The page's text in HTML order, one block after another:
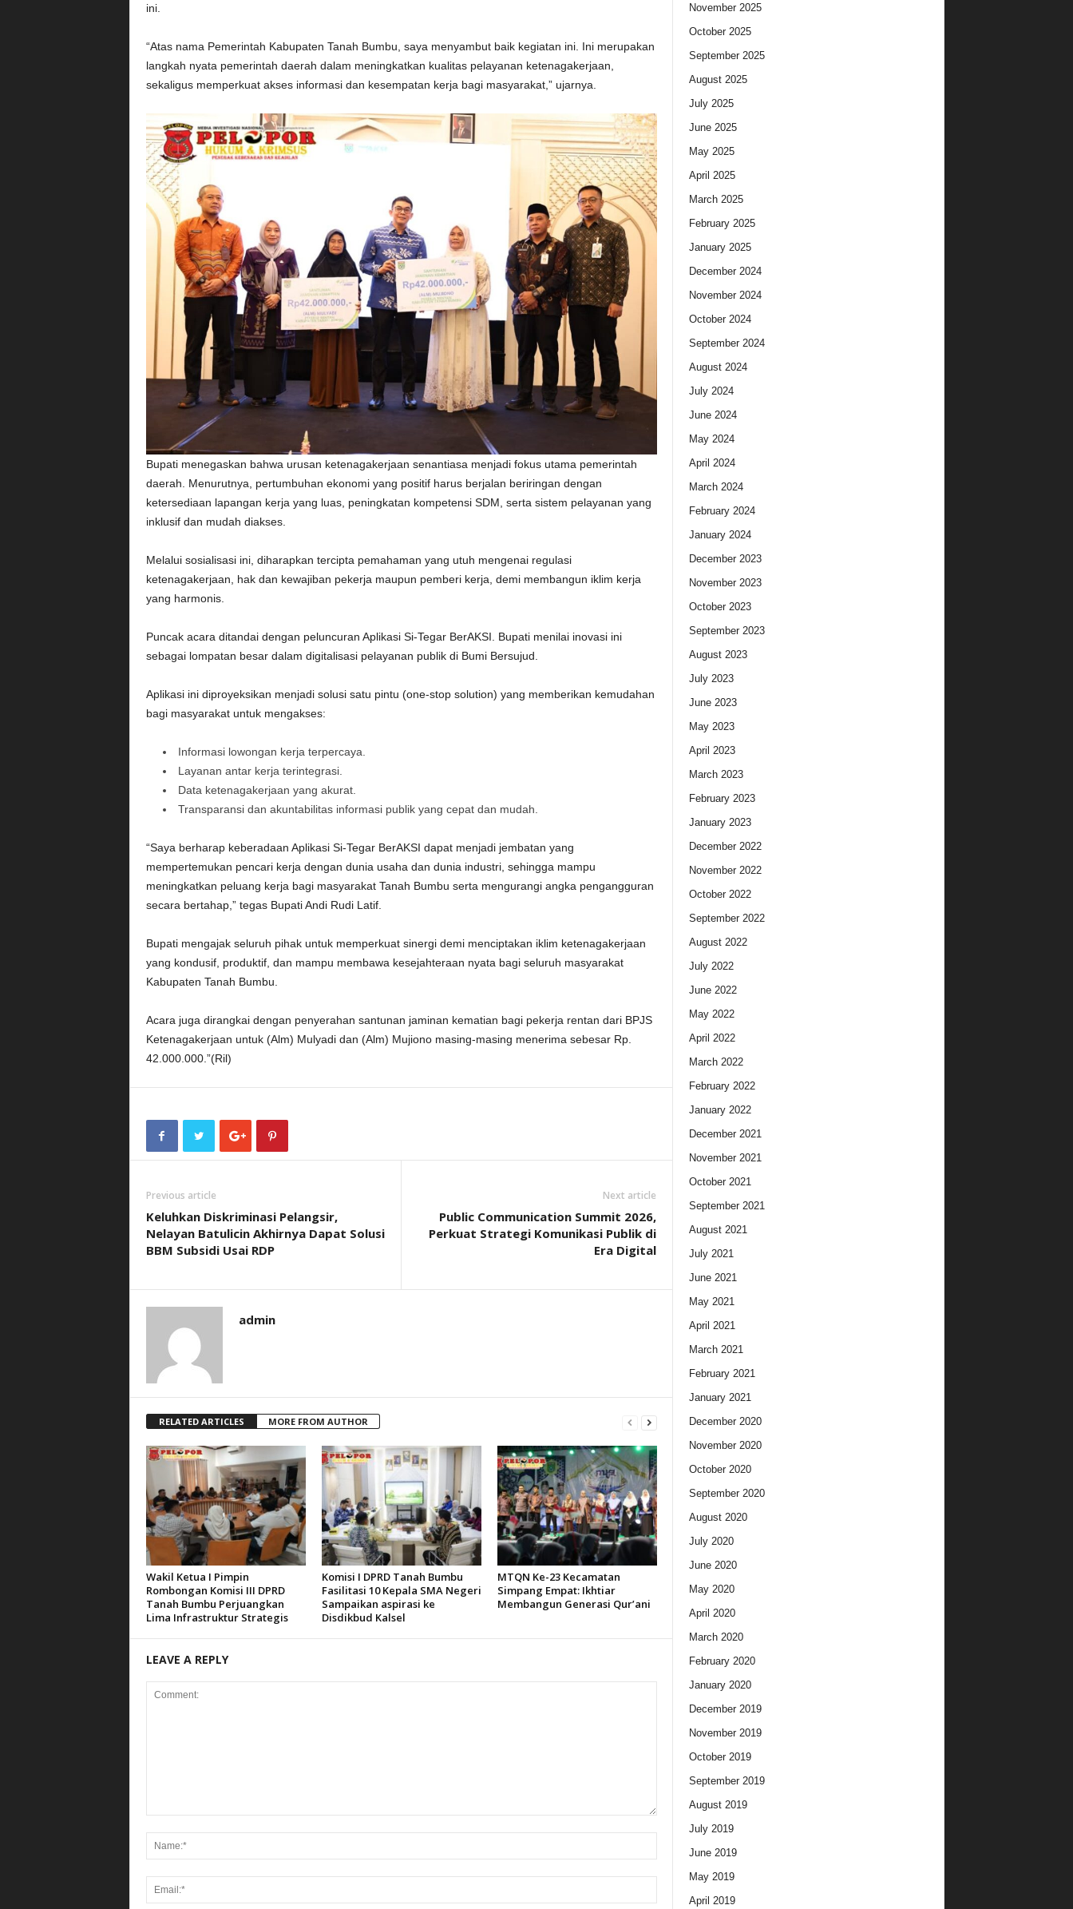
ini.
“Atas nama Pemerintah Kabupaten Tanah Bumbu, saya menyambut baik kegiatan ini. Ini merupakan
langkah nyata pemerintah daerah dalam meningkatkan kualitas pelayanan ketenagakerjaan,
sekaligus memperkuat akses informasi dan kesempatan kerja bagi masyarakat,” ujarnya.
Bupati menegaskan bahwa urusan ketenagakerjaan senantiasa menjadi fokus utama pemerintah
daerah. Menurutnya, pertumbuhan ekonomi yang positif harus berjalan beriringan dengan
ketersediaan lapangan kerja yang luas, peningkatan kompetensi SDM, serta sistem pelayanan yang
inklusif dan mudah diakses.
Melalui sosialisasi ini, diharapkan tercipta pemahaman yang utuh mengenai regulasi
ketenagakerjaan, hak dan kewajiban pekerja maupun pemberi kerja, demi membangun iklim kerja
yang harmonis.
Puncak acara ditandai dengan peluncuran Aplikasi Si-Tegar BerAKSI. Bupati menilai inovasi ini
sebagai lompatan besar dalam digitalisasi pelayanan publik di Bumi Bersujud.
Aplikasi ini diproyeksikan menjadi solusi satu pintu (one-stop solution) yang memberikan kemudahan
bagi masyarakat untuk mengakses:
Informasi lowongan kerja terpercaya.
Layanan antar kerja terintegrasi.
Data ketenagakerjaan yang akurat.
Transparansi dan akuntabilitas informasi publik yang cepat dan mudah.
“Saya berharap keberadaan Aplikasi Si-Tegar BerAKSI dapat menjadi jembatan yang
mempertemukan pencari kerja dengan dunia usaha dan dunia industri, sehingga mampu
meningkatkan peluang kerja bagi masyarakat Tanah Bumbu serta mengurangi angka pengangguran
secara bertahap,” tegas Bupati Andi Rudi Latif.
Bupati mengajak seluruh pihak untuk memperkuat sinergi demi menciptakan iklim ketenagakerjaan
yang kondusif, produktif, dan mampu membawa kesejahteraan nyata bagi seluruh masyarakat
Kabupaten Tanah Bumbu.
Acara juga dirangkai dengan penyerahan santunan jaminan kematian bagi pekerja rentan dari BPJS
Ketenagakerjaan untuk (Alm) Mulyadi dan (Alm) Mujiono masing-masing menerima sebesar Rp.
42.000.000.”(Ril)
Previous article
Keluhkan Diskriminasi Pelangsir,
Nelayan Batulicin Akhirnya Dapat Solusi
BBM Subsidi Usai RDP
Next article
Public Communication Summit 2026,
Perkuat Strategi Komunikasi Publik di
Era Digital
admin
RELATED ARTICLES MORE FROM AUTHOR
Wakil Ketua I Pimpin
Rombongan Komisi III DPRD
Tanah Bumbu Perjuangkan
Lima Infrastruktur Strategis
Komisi I DPRD Tanah Bumbu
Fasilitasi 10 Kepala SMA Negeri
Sampaikan aspirasi ke
Disdikbud Kalsel
MTQN Ke-23 Kecamatan
Simpang Empat: Ikhtiar
Membangun Generasi Qur’ani
LEAVE A REPLY
November 2025
October 2025
September 2025
August 2025
July 2025
June 2025
May 2025
April 2025
March 2025
February 2025
January 2025
December 2024
November 2024
October 2024
September 2024
August 2024
July 2024
June 2024
May 2024
April 2024
March 2024
February 2024
January 2024
December 2023
November 2023
October 2023
September 2023
August 2023
July 2023
June 2023
May 2023
April 2023
March 2023
February 2023
January 2023
December 2022
November 2022
October 2022
September 2022
August 2022
July 2022
June 2022
May 2022
April 2022
March 2022
February 2022
January 2022
December 2021
November 2021
October 2021
September 2021
August 2021
July 2021
June 2021
May 2021
April 2021
March 2021
February 2021
January 2021
December 2020
November 2020
October 2020
September 2020
August 2020
July 2020
June 2020
May 2020
April 2020
March 2020
February 2020
January 2020
December 2019
November 2019
October 2019
September 2019
August 2019
July 2019
June 2019
May 2019
April 2019